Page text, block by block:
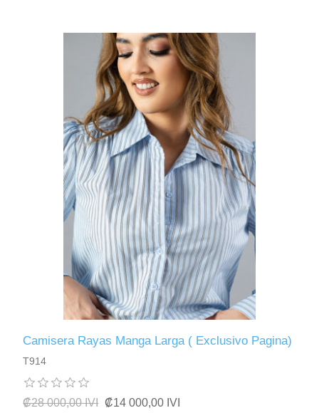
Camisera Rayas Manga Larga ( Exclusivo Pagina)
T914
₡28 000,00 IVI ₡14 000,00 IVI